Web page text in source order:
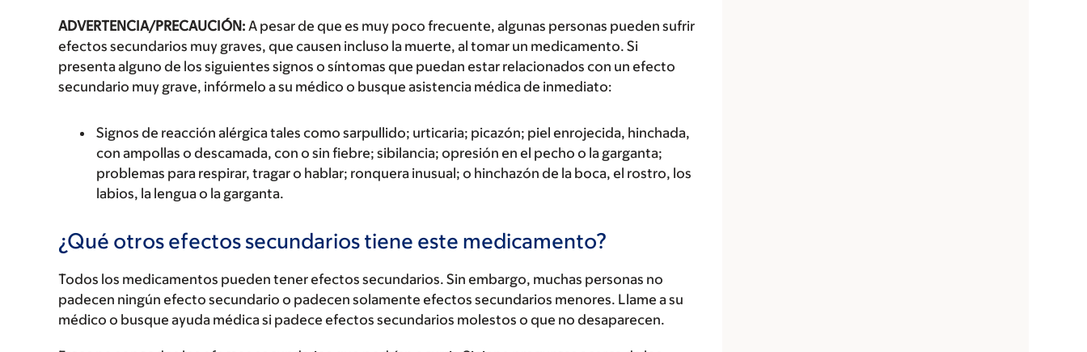
ADVERTENCIA/PRECAUCIÓN: A pesar de que es muy poco frecuente, algunas personas pueden sufrir
efectos secundarios muy graves, que causen incluso la muerte, al tomar un medicamento. Si
presenta alguno de los siguientes signos o síntomas que puedan estar relacionados con un efecto
secundario muy grave, infórmelo a su médico o busque asistencia médica de inmediato:
Signos de reacción alérgica tales como sarpullido; urticaria; picazón; piel enrojecida, hinchada,
con ampollas o descamada, con o sin fiebre; sibilancia; opresión en el pecho o la garganta;
problemas para respirar, tragar o hablar; ronquera inusual; o hinchazón de la boca, el rostro, los
labios, la lengua o la garganta.
¿Qué otros efectos secundarios tiene este medicamento?
Todos los medicamentos pueden tener efectos secundarios. Sin embargo, muchas personas no
padecen ningún efecto secundario o padecen solamente efectos secundarios menores. Llame a su
médico o busque ayuda médica si padece efectos secundarios molestos o que no desaparecen.